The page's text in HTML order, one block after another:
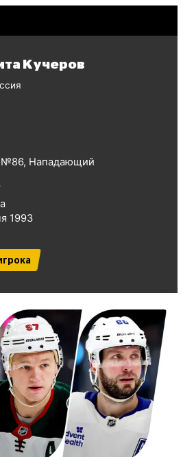
Кучеров
№86, Нападающий
1993